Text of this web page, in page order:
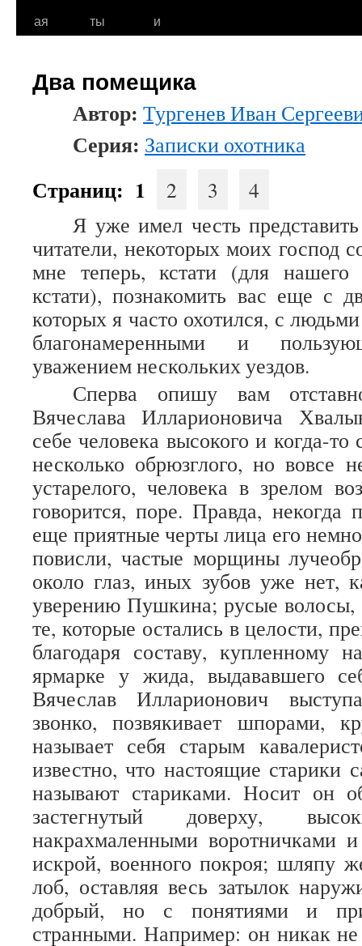
ая
ты
и
Два помещика
Автор: Тургенев Иван
Серия: Записки охотника
Страниц: 1 2 3
4
Я уже имел честь
читатели, некоторых моих господ
мне теперь, кстати (для нашего
кстати), познакомить вас еще с
которых я часто охотился, с
благонамеренными и
уважением нескольких уездов.
Сперва опишу вам
Вячеслава Илларионовича
себе человека высокого и когда-то
несколько обрюзглого, но вовсе
устарелого, человека в зрелом
говорится, поре. Правда, некогда
еще приятные черты лица его
повисли, частые морщины
около глаз, иных зубов уже нет,
уверению Пушкина; русые волосы,
те, которые остались в целости,
благодаря составу, купленному
ярмарке у жида, выдававшего
Вячеслав Илларионович
звонко, позвякивает шпорами,
называет себя старым
известно, что настоящие старики
называют стариками. Носит он
застегнутый доверху,
накрахмаленными воротничками
искрой, военного покроя; шляпу
лоб, оставляя весь затылок
добрый, но с понятиями и
странными. Например: он никак